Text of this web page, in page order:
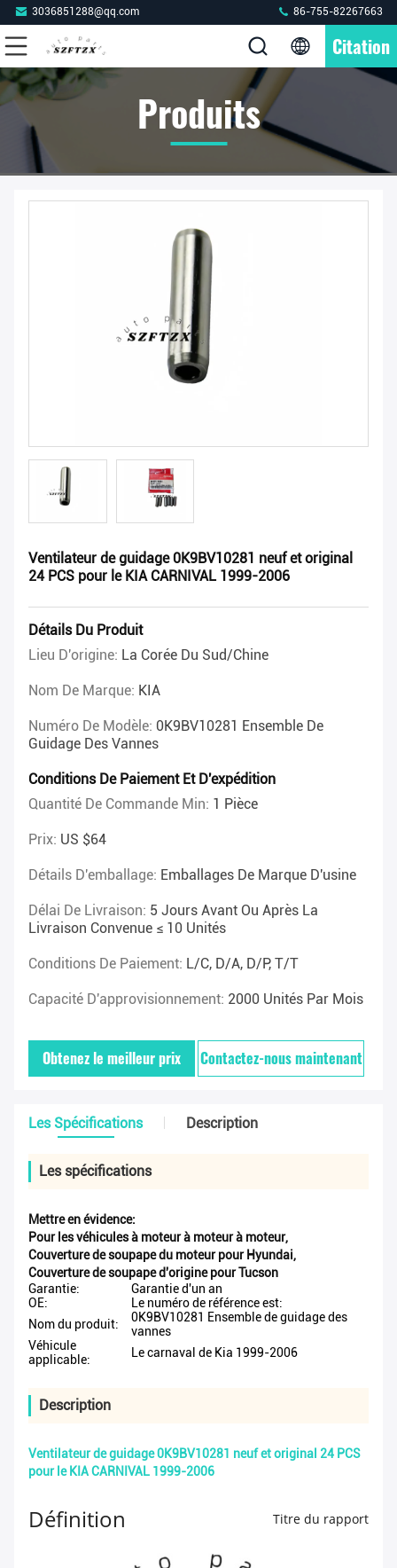
3036851288@qq.com 86-755-82267663
Citation
Produits
Ventilateur de guidage 0K9BV10281 neuf et original
24 PCS pour le KIA CARNIVAL 1999-2006
Détails Du Produit
Lieu D'origine: La Corée Du Sud/Chine
Nom De Marque: KIA
Numéro De Modèle: 0K9BV10281 Ensemble De
Guidage Des Vannes
Conditions De Paiement Et D'expédition
Quantité De Commande Min: 1 Pièce
Prix: US $64
Détails D'emballage: Emballages De Marque D'usine
Délai De Livraison: 5 Jours Avant Ou Après La
Livraison Convenue ≤ 10 Unités
Conditions De Paiement: L/C, D/A, D/P, T/T
Capacité D'approvisionnement: 2000 Unités Par Mois
Obtenez le meilleur prix Contactez-nous maintenant
Les Spécifications Description
Les spécifications
Mettre en évidence:
Pour les véhicules à moteur à moteur à moteur,
Couverture de soupape du moteur pour Hyundai,
Couverture de soupape d'origine pour Tucson
Garantie:
Garantie d'un an
OE:
Le numéro de référence est:
Nom du produit:
0K9BV10281 Ensemble de guidage des
vannes
Véhicule
applicable:
Le carnaval de Kia 1999-2006
Description
Ventilateur de guidage 0K9BV10281 neuf et original 24 PCS
pour le KIA CARNIVAL 1999-2006
Définition Titre du rapport